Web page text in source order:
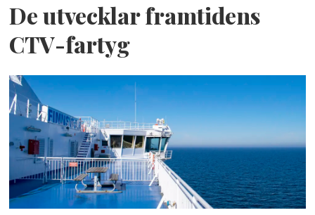
De utvecklar framtidens
CTV-fartyg